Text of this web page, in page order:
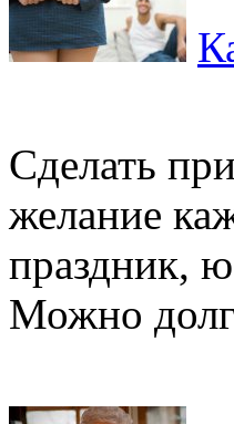
Сделать
желание
праздник,
Можно